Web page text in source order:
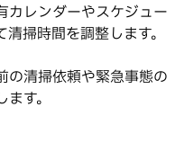
カレンダーやスケジュー
掃時間を調整します。
の清掃依頼や緊急事態の
す。